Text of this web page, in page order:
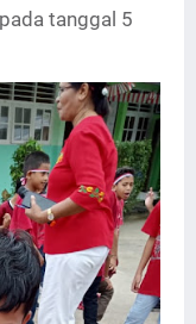
tanggal 5